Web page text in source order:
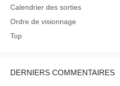
Calendrier des sorties
Ordre de visionnage
Top
DERNIERS COMMENTAIRES